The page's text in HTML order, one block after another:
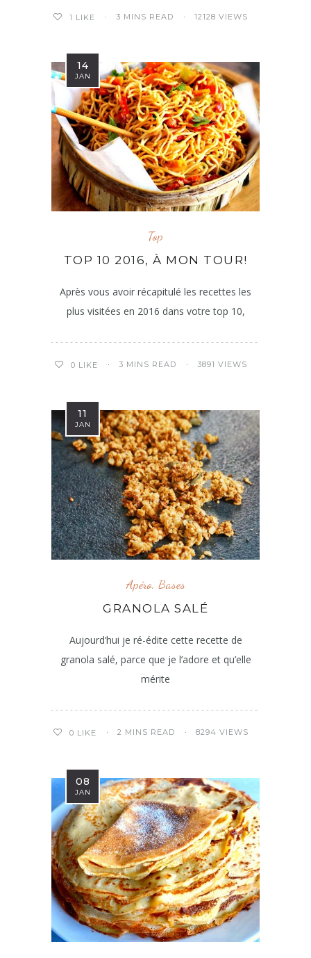
1 LIKE 3 MINS READ 12128 VIEWS
14
JAN
Top
TOP 10 2016, À MON TOUR!
Après vous avoir récapitulé les recettes les
plus visitées en 2016 dans votre top 10,
0 LIKE 3 MINS READ 3891 VIEWS
11
JAN
Apéro, Bases
GRANOLA SALÉ
Aujourd’hui je ré-édite cette recette de
granola salé, parce que je l’adore et qu’elle
mérite
0 LIKE 2 MINS READ 8294 VIEWS
08
JAN